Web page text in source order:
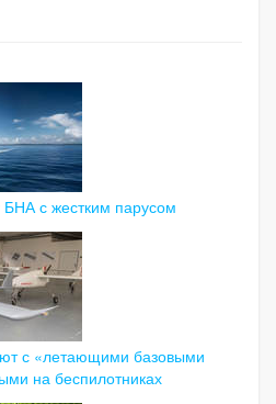
БНА с жестким парусом
с «летающими базовыми
на беспилотниках